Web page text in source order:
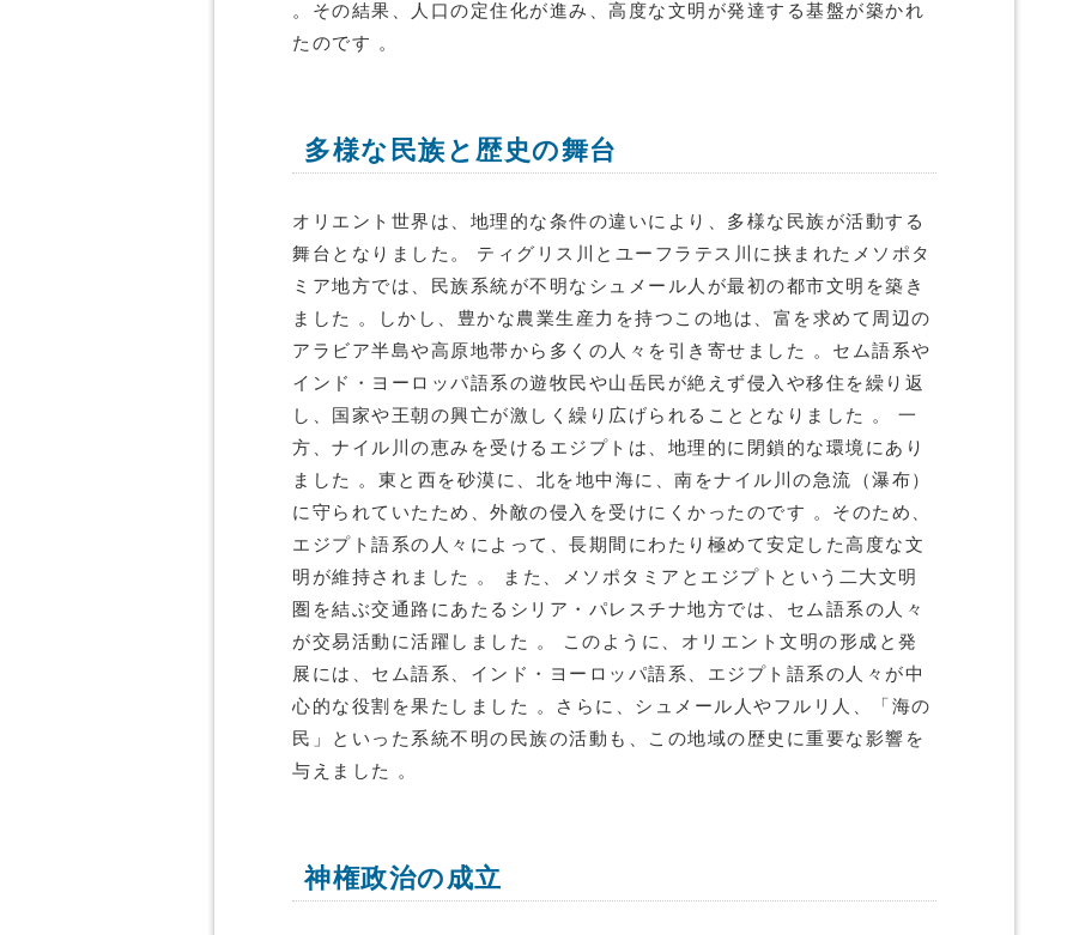
。その結果、人口の定住化が進み、高度な文明が発達する基盤が築かれ
たのです 。
多様な民族と歴史の舞台
オリエント世界は、地理的な条件の違いにより、多様な民族が活動する
舞台となりました。 ティグリス川とユーフラテス川に挟まれたメソポタ
ミア地方では、民族系統が不明なシュメール人が最初の都市文明を築き
ました 。しかし、豊かな農業生産力を持つこの地は、富を求めて周辺の
アラビア半島や高原地帯から多くの人々を引き寄せました 。セム語系や
インド・ヨーロッパ語系の遊牧民や山岳民が絶えず侵入や移住を繰り返
し、国家や王朝の興亡が激しく繰り広げられることとなりました 。 一
方、ナイル川の恵みを受けるエジプトは、地理的に閉鎖的な環境にあり
ました 。東と西を砂漠に、北を地中海に、南をナイル川の急流（瀑布）
に守られていたため、外敵の侵入を受けにくかったのです 。そのため、
エジプト語系の人々によって、長期間にわたり極めて安定した高度な文
明が維持されました 。 また、メソポタミアとエジプトという二大文明
圏を結ぶ交通路にあたるシリア・パレスチナ地方では、セム語系の人々
が交易活動に活躍しました 。 このように、オリエント文明の形成と発
展には、セム語系、インド・ヨーロッパ語系、エジプト語系の人々が中
心的な役割を果たしました 。さらに、シュメール人やフルリ人、「海の
民」といった系統不明の民族の活動も、この地域の歴史に重要な影響を
与えました 。
神権政治の成立